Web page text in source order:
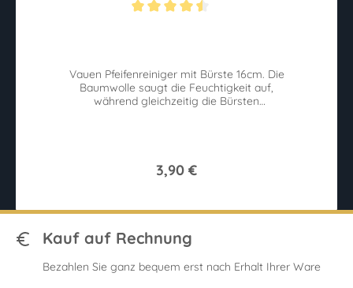
Vauen Pfeifenreiniger mit Bürste 16cm. Die
Baumwolle saugt die Feuchtigkeit auf,
während gleichzeitig die Bürsten
3,90 €
Kauf auf Rechnung
Bezahlen Sie ganz bequem erst nach Erhalt Ihrer Ware